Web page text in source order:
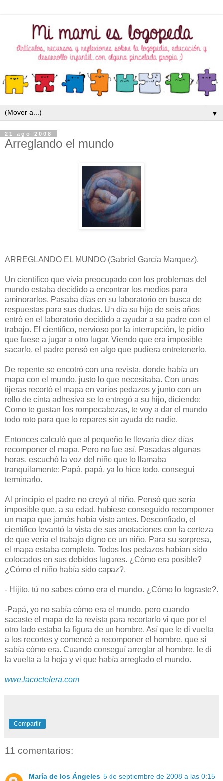
▼
21 ago 2008
Arreglando el mundo
ARREGLANDO EL MUNDO (Gabriel García Marquez).
Un cientifico que vivía preocupado con los problemas del
mundo estaba decidido a encontrar los medios para
aminorarlos. Pasaba días en su laboratorio en busca de
respuestas para sus dudas. Un día su hijo de seis años
entró en el laboratorio decidido a ayudar a su padre con el
trabajo. El cientifico, nervioso por la interrupción, le pidio
que fuese a jugar a otro lugar. Viendo que era imposible
sacarlo, el padre pensó en algo que pudiera entretenerlo.
De repente se encotró con una revista, donde había un
mapa con el mundo, justo lo que necesitaba. Con unas
tijeras recortó el mapa en varios pedazos y junto con un
rollo de cinta adhesiva se lo entregó a su hijo, diciendo:
Como te gustan los rompecabezas, te voy a dar el mundo
todo roto para que lo repares sin ayuda de nadie.
Entonces calculó que al pequeño le llevaría diez días
recomponer el mapa. Pero no fue así. Pasadas algunas
horas, escuchó la voz del niño que lo llamaba
tranquilamente: Papá, papá, ya lo hice todo, conseguí
terminarlo.
Al principio el padre no creyó al niño. Pensó que sería
imposible que, a su edad, hubiese conseguido recomponer
un mapa que jamás había visto antes. Desconfiado, el
cientifico levantó la vista de sus anotaciones con la certeza
de que vería el trabajo digno de un niño. Para su sorpresa,
el mapa estaba completo. Todos los pedazos habían sido
colocados en sus debidos lugares. ¿Cómo era posible?
¿Cómo el niño había sido capaz?.
- Hijito, tú no sabes cómo era el mundo. ¿Cómo lo lograste?.
-Papá, yo no sabía cómo era el mundo, pero cuando
sacaste el mapa de la revista para recortarlo vi que por el
otro lado estaba la figura de un hombre. Así que le di vuelta
a los recortes y comencé a recomponer el hombre, que sí
sabía cómo era. Cuando conseguí arreglar al hombre, le di
la vuelta a la hoja y vi que había arreglado el mundo.
wwe.lacoctelera.com
Compartir
11 comentarios:
María de los Ángeles 5 de septiembre de 2008 a las 0:15